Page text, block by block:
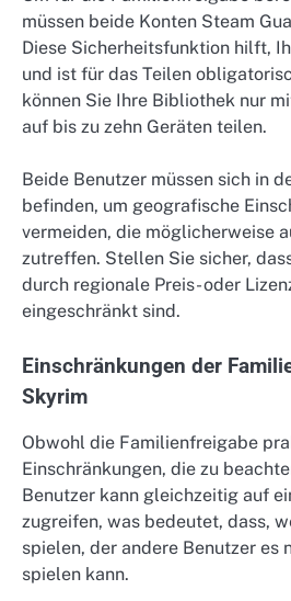
müssen beide Konten Steam
Diese Sicherheitsfunktion hilft,
und ist für das Teilen
können Sie Ihre Bibliothek nur
auf bis zu zehn Geräten teilen.
Beide Benutzer müssen sich in
befinden, um geografische
vermeiden, die möglicherweise
zutreffen. Stellen Sie sicher,
durch regionale Preis- oder
eingeschränkt sind.
Einschränkungen der
Skyrim
Obwohl die Familienfreigabe
Einschränkungen, die zu
Benutzer kann gleichzeitig auf
zugreifen, was bedeutet, dass,
spielen, der andere Benutzer es
spielen kann.